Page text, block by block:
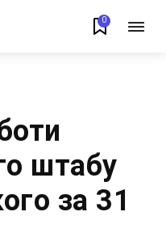
0
штабу
за 31